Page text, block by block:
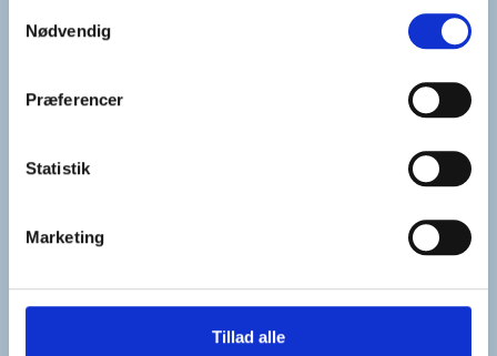
Nødvendig
Præferencer
Statistik
Marketing
Tillad alle